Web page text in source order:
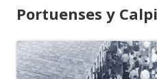
Portuenses y